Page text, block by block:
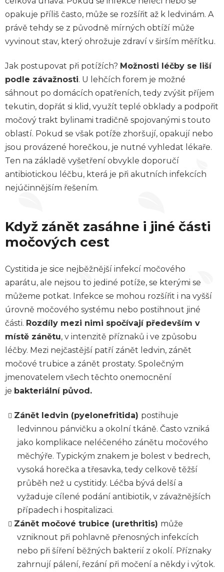
opakuje příliš často, může se rozšířit až k ledvinám. A
právě tehdy se z původně mírných obtíží může
vyvinout stav, který ohrožuje zdraví v širším měřítku.
Jak postupovat při potížích? Možnosti léčby se liší
podle závažnosti. U lehčích forem je možné
sáhnout po domácích opatřeních, tedy zvýšit příjem
tekutin, dopřát si klid, využít teplé obklady a podpořit
močový trakt bylinami tradičně spojovanými s touto
oblastí. Pokud se však potíže zhoršují, opakují nebo
jsou provázené horečkou, je nutné vyhledat lékaře.
Ten na základě vyšetření obvykle doporučí
antibiotickou léčbu, která je při akutních infekcích
nejúčinnějším řešením.
Když zánět zasáhne i jiné části
močových cest
Cystitida je sice nejběžnější infekcí močového
aparátu, ale nejsou to jediné potíže, se kterými se
můžeme potkat. Infekce se mohou rozšířit i na vyšší
úrovně močového systému nebo postihnout jiné
části. Rozdíly mezi nimi spočívají především v
místě zánětu, v intenzitě příznaků i ve způsobu
léčby. Mezi nejčastější patří zánět ledvin, zánět
močové trubice a zánět prostaty. Společným
jmenovatelem všech těchto onemocnění
je bakteriální původ.
Zánět ledvin (pyelonefritida) postihuje
ledvinnou pánvičku a okolní tkáně. Často vzniká
jako komplikace neléčeného zánětu močového
měchýře. Typickým znakem je bolest v bedrech,
vysoká horečka a třesavka, tedy celkově těžší
průběh než u cystitidy. Léčba bývá delší a
vyžaduje cílené podání antibiotik, v závažnějších
případech i hospitalizaci.
Zánět močové trubice (urethritis) může
vzniknout při pohlavně přenosných infekcích
nebo při šíření běžných bakterií z okolí. Příznaky
zahrnují pálení, řezání při močení a někdy i výtok.